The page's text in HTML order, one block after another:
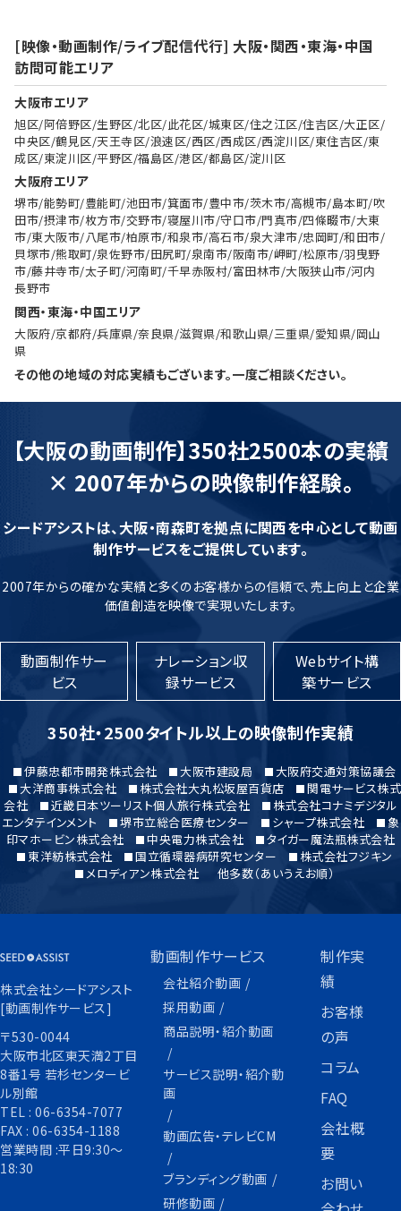
[映像・動画制作/ライブ配信代行] 大阪・関西・東海・中国
訪問可能エリア
大阪市エリア
旭区/阿倍野区/生野区/北区/此花区/城東区/住之江区/住吉区/大正区/
中央区/鶴見区/天王寺区/浪速区/西区/西成区/西淀川区/東住吉区/東
成区/東淀川区/平野区/福島区/港区/都島区/淀川区
大阪府エリア
堺市/能勢町/豊能町/池田市/箕面市/豊中市/茨木市/高槻市/島本町/吹
田市/摂津市/枚方市/交野市/寝屋川市/守口市/門真市/四條畷市/大東
市/東大阪市/八尾市/柏原市/和泉市/高石市/泉大津市/忠岡町/和田市/
貝塚市/熊取町/泉佐野市/田尻町/泉南市/阪南市/岬町/松原市/羽曳野
市/藤井寺市/太子町/河南町/千早赤阪村/富田林市/大阪狭山市/河内
長野市
関西・東海・中国エリア
大阪府/京都府/兵庫県/奈良県/滋賀県/和歌山県/三重県/愛知県/岡山
県
その他の地域の対応実績もございます。一度ご相談ください。
【大阪の動画制作】350社2500本の実績
× 2007年からの映像制作経験。
シードアシストは、大阪・南森町を拠点に関西を中心として動画
制作サービスをご提供しています。
2007年からの確かな実績と多くのお客様からの信頼で、売上向上と企業
価値創造を映像で実現いたします。
動画制作サー
ビス
ナレーション収
録サービス
Webサイト構
築サービス
350社・2500タイトル以上の映像制作実績
伊藤忠都市開発株式会社 大阪市建設局
大阪府交通対策協議会
大洋商事株式会社
株式会社大丸松坂屋百貨店
関電サービス株式
会社
近畿日本ツーリスト個人旅行株式会社
株式会社コナミデジタル
エンタテインメント
堺市立総合医療センター シャープ株式会社
象
印マホービン株式会社
中央電力株式会社
タイガー魔法瓶株式会社
東洋紡株式会社
国立循環器病研究センター
株式会社フジキン
メロディアン株式会社
他多数（あいうえお順）
株式会社シードアシスト
[動画制作サービス]
〒530-0044
大阪市北区東天満2丁目
8番1号 若杉センタービ
ル別館
TEL : 06-6354-7077
FAX : 06-6354-1188
営業時間 :平日9:30〜
18:30
動画制作サービス
会社紹介動画
採用動画
商品説明・紹介動画
サービス説明・紹介動
画
動画広告・テレビCM
ブランディング動画
研修動画
制作実
績
お客様
の声
コラム
FAQ
会社概
要
お問い